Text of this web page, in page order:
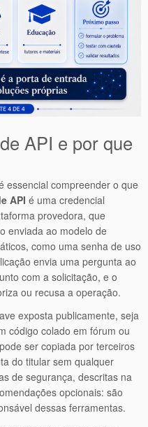
API e por que
essencial compreender o que
API é uma credencial
provedora, que
enviada ao modelo de
como uma senha de uso
envia uma pergunta ao
com a solicitação, e o
ou recusa a operação.
exposta publicamente, seja
código colado em fórum ou
ser copiada por terceiros
do titular sem qualquer
de segurança, descritas na
opcionais: são
dessas ferramentas.